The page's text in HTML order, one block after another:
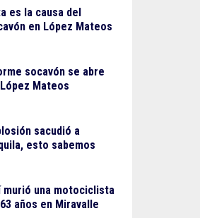
es la causa del
en López Mateos
socavón se abre
Mateos
sacudió a
esto sabemos
murió una motociclista
años en Miravalle